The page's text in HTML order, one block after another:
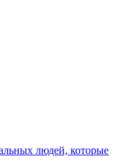
людей, которые